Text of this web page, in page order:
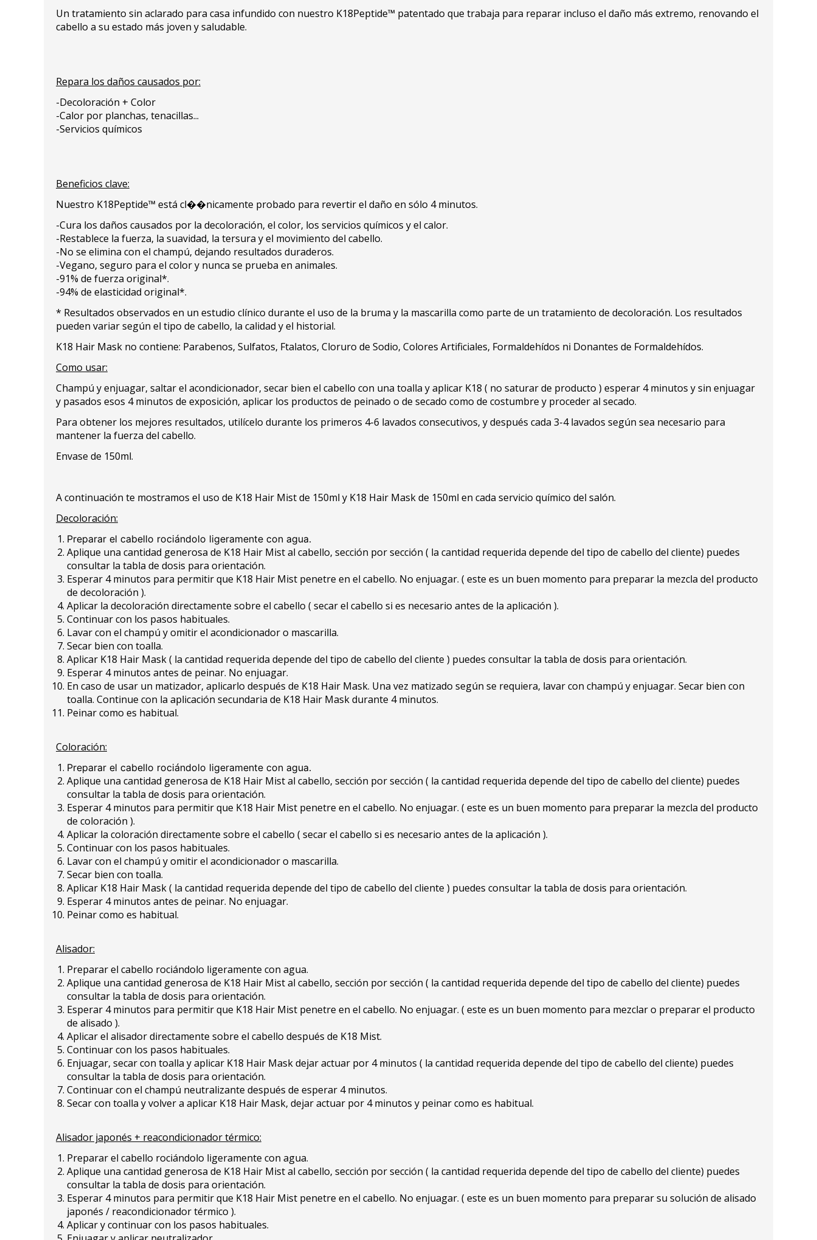
Un tratamiento sin aclarado para casa infundido con nuestro K18Peptide™ patentado que trabaja para reparar incluso el daño más extremo, renovando el
cabello a su estado más joven y saludable.
Repara los daños causados por:
-Decoloración + Color
-Calor por planchas, tenacillas...
-Servicios químicos
Beneficios clave:
Nuestro K18Peptide™ está cl��nicamente probado para revertir el daño en sólo 4 minutos.
-Cura los daños causados por la decoloración, el color, los servicios químicos y el calor.
-Restablece la fuerza, la suavidad, la tersura y el movimiento del cabello.
-No se elimina con el champú, dejando resultados duraderos.
-Vegano, seguro para el color y nunca se prueba en animales.
-91% de fuerza original*.
-94% de elasticidad original*.
* Resultados observados en un estudio clínico durante el uso de la bruma y la mascarilla como parte de un tratamiento de decoloración. Los resultados
pueden variar según el tipo de cabello, la calidad y el historial.
K18 Hair Mask no contiene: Parabenos, Sulfatos, Ftalatos, Cloruro de Sodio, Colores Artificiales, Formaldehídos ni Donantes de Formaldehídos.
Como usar:
Champú y enjuagar, saltar el acondicionador, secar bien el cabello con una toalla y aplicar K18 ( no saturar de producto ) esperar 4 minutos y sin enjuagar
y pasados esos 4 minutos de exposición, aplicar los productos de peinado o de secado como de costumbre y proceder al secado.
Para obtener los mejores resultados, utilícelo durante los primeros 4-6 lavados consecutivos, y después cada 3-4 lavados según sea necesario para
mantener la fuerza del cabello.
Envase de 150ml.
A continuación te mostramos el uso de K18 Hair Mist de 150ml y K18 Hair Mask de 150ml en cada servicio químico del salón.
Decoloración:
Preparar el cabello rociándolo ligeramente con agua.
Aplique una cantidad generosa de K18 Hair Mist al cabello, sección por sección ( la cantidad requerida depende del tipo de cabello del cliente) puedes
consultar la tabla de dosis para orientación.
Esperar 4 minutos para permitir que K18 Hair Mist penetre en el cabello. No enjuagar. ( este es un buen momento para preparar la mezcla del producto
de decoloración ).
Aplicar la decoloración directamente sobre el cabello ( secar el cabello si es necesario antes de la aplicación ).
Continuar con los pasos habituales.
Lavar con el champú y omitir el acondicionador o mascarilla.
Secar bien con toalla.
Aplicar K18 Hair Mask ( la cantidad requerida depende del tipo de cabello del cliente ) puedes consultar la tabla de dosis para orientación.
Esperar 4 minutos antes de peinar. No enjuagar.
En caso de usar un matizador, aplicarlo después de K18 Hair Mask. Una vez matizado según se requiera, lavar con champú y enjuagar. Secar bien con
toalla. Continue con la aplicación secundaria de K18 Hair Mask durante 4 minutos.
Peinar como es habitual.
Coloración:
Preparar el cabello rociándolo ligeramente con agua.
Aplique una cantidad generosa de K18 Hair Mist al cabello, sección por sección ( la cantidad requerida depende del tipo de cabello del cliente) puedes
consultar la tabla de dosis para orientación.
Esperar 4 minutos para permitir que K18 Hair Mist penetre en el cabello. No enjuagar. ( este es un buen momento para preparar la mezcla del producto
de coloración ).
Aplicar la coloración directamente sobre el cabello ( secar el cabello si es necesario antes de la aplicación ).
Continuar con los pasos habituales.
Lavar con el champú y omitir el acondicionador o mascarilla.
Secar bien con toalla.
Aplicar K18 Hair Mask ( la cantidad requerida depende del tipo de cabello del cliente ) puedes consultar la tabla de dosis para orientación.
Esperar 4 minutos antes de peinar. No enjuagar.
Peinar como es habitual.
Alisador:
Preparar el cabello rociándolo ligeramente con agua.
Aplique una cantidad generosa de K18 Hair Mist al cabello, sección por sección ( la cantidad requerida depende del tipo de cabello del cliente) puedes
consultar la tabla de dosis para orientación.
Esperar 4 minutos para permitir que K18 Hair Mist penetre en el cabello. No enjuagar. ( este es un buen momento para mezclar o preparar el producto
de alisado ).
Aplicar el alisador directamente sobre el cabello después de K18 Mist.
Continuar con los pasos habituales.
Enjuagar, secar con toalla y aplicar K18 Hair Mask dejar actuar por 4 minutos ( la cantidad requerida depende del tipo de cabello del cliente) puedes
consultar la tabla de dosis para orientación.
Continuar con el champú neutralizante después de esperar 4 minutos.
Secar con toalla y volver a aplicar K18 Hair Mask, dejar actuar por 4 minutos y peinar como es habitual.
Alisador japonés + reacondicionador térmico:
Preparar el cabello rociándolo ligeramente con agua.
Aplique una cantidad generosa de K18 Hair Mist al cabello, sección por sección ( la cantidad requerida depende del tipo de cabello del cliente) puedes
consultar la tabla de dosis para orientación.
Esperar 4 minutos para permitir que K18 Hair Mist penetre en el cabello. No enjuagar. ( este es un buen momento para preparar su solución de alisado
japonés / reacondicionador térmico ).
Aplicar y continuar con los pasos habituales.